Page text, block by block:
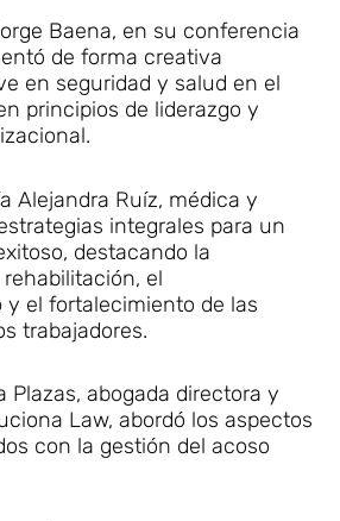
Baena, en su conferencia
de forma creativa
en seguridad y salud en el
principios de liderazgo y
Alejandra Ruíz, médica y
integrales para un
destacando la
el
el fortalecimiento de las
trabajadores.
Plazas, abogada directora y
Law, abordó los aspectos
con la gestión del acoso